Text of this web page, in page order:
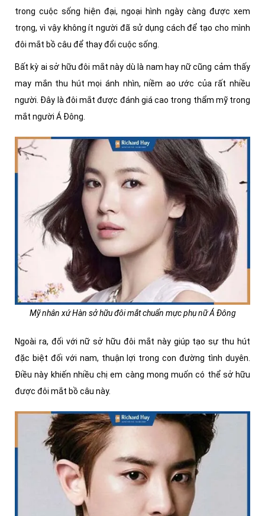
trong cuộc sống hiện đại, ngoại hình ngày càng được xem
trọng, vì vậy không ít người đã sử dụng cách để tạo cho mình
đôi mắt bồ câu để thay đổi cuộc sống.
Bất kỳ ai sở hữu đôi mắt này dù là nam hay nữ cũng cảm thấy
may mắn thu hút mọi ánh nhìn, niềm ao ước của rất nhiều
người. Đây là đôi mắt được đánh giá cao trong thẩm mỹ trong
mắt người Á Đông.
Mỹ nhân xứ Hàn sở hữu đôi mắt chuẩn mực phụ nữ Á Đông
Ngoài ra, đối với nữ sở hữu đôi mắt này giúp tạo sự thu hút
đặc biệt đối với nam, thuận lợi trong con đường tình duyên.
Điều này khiến nhiều chị em càng mong muốn có thể sở hữu
được đôi mắt bồ câu này.